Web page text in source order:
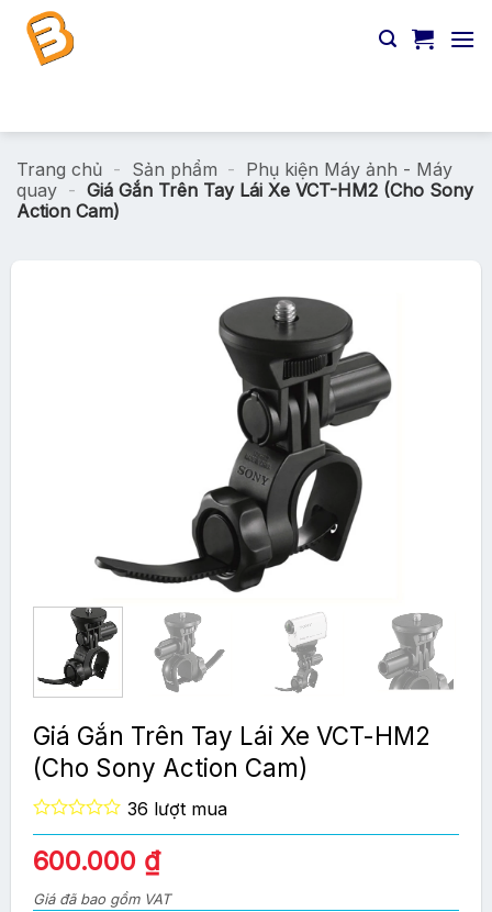
Chuyển
đến
Trang chủ - Sản phẩm - Phụ kiện Máy ảnh - Máy
quay - Giá Gắn Trên Tay Lái Xe VCT-HM2 (Cho Sony
Action Cam)
Giá Gắn Trên Tay Lái Xe VCT-HM2
(Cho Sony Action Cam)
0
out
of
36 lượt mua
600.000 ₫
Giá đã bao gồm VAT